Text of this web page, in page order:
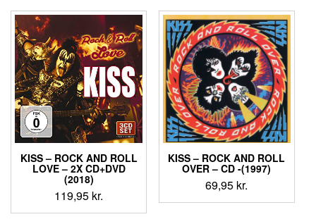
var:
99,95 kr..
er:
79,95 kr..
var:
69,95 kr..
er:
59,95 kr..
KISS ‎– ROCK AND ROLL
LOVE – 2X CD+DVD
(2018)
119,95 kr.
KISS ‎– ROCK AND ROLL
OVER – CD -(1997)
69,95 kr.